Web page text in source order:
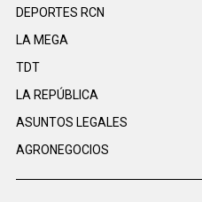
DEPORTES RCN
LA MEGA
TDT
LA REPÚBLICA
ASUNTOS LEGALES
AGRONEGOCIOS